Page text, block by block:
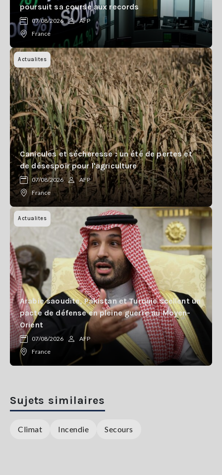
poursuit sa course aux records
07/08/2026
AFP
France
Actualites
Canicules et sécheresse : un été de pertes et
de désespoir pour l'agriculture
07/08/2026
AFP
France
Actualites
Arabie saoudite, Pakistan et Turquie scellent un
pacte de défense en pleine guerre au Moyen-
Orient
07/08/2026
AFP
France
Sujets similaires
Climat Incendie Secours